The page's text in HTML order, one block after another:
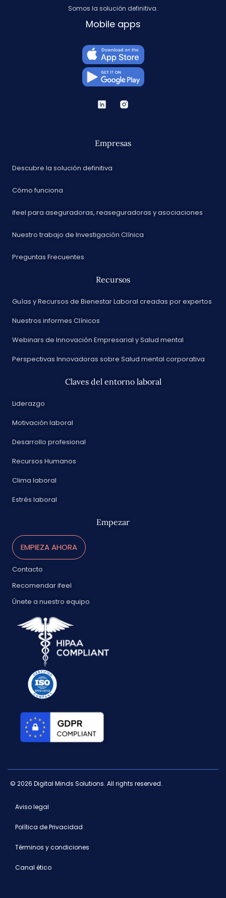
Somos la solución definitiva.
Mobile apps
Empresas
Descubre la solución definitiva
Cómo funciona
ifeel para aseguradoras, reaseguradoras y asociaciones
Nuestro trabajo de Investigación Clínica
Preguntas Frecuentes
Recursos
Guías y Recursos de Bienestar Laboral creadas por expertos
Nuestros informes Clínicos
Webinars de Innovación Empresarial y Salud mental
Perspectivas Innovadoras sobre Salud mental corporativa
Claves del entorno laboral
Liderazgo
Motivación laboral
Desarrollo profesional
Recursos Humanos
Clima laboral
Estrés laboral
Empezar
EMPIEZA AHORA
Contacto
Recomendar ifeel
Únete a nuestro equipo
© 2026 Digital Minds Solutions. All rights reserved.
Aviso legal
Política de Privacidad
Términos y condiciones
Canal ético